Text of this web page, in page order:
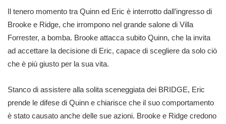
Il tenero momento tra Quinn ed Eric è interrotto dall’ingresso di
Brooke e Ridge, che irrompono nel grande salone di Villa
Forrester, a bomba. Brooke attacca subito Quinn, che la invita
ad accettare la decisione di Eric, capace di scegliere da solo ciò
che è più giusto per la sua vita.
Stanco di assistere alla solita sceneggiata dei BRIDGE, Eric
prende le difese di Quinn e chiarisce che il suo comportamento
è stato causato anche delle sue azioni. Brooke e Ridge credono